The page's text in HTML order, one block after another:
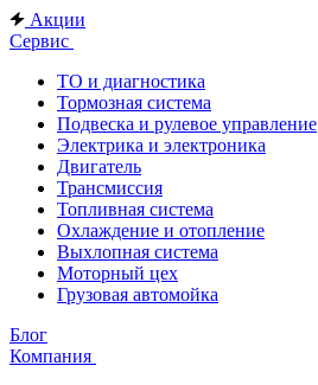
Акции
Сервис
ТО и диагностика
Тормозная система
Подвеска и рулевое управление
Электрика и электроника
Двигатель
Трансмиссия
Топливная система
Охлаждение и отопление
Выхлопная система
Моторный цех
Грузовая автомойка
Блог
Компания